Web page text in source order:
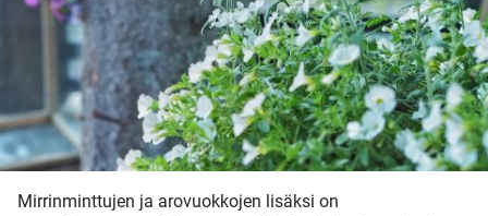
Mirrinminttujen ja arovuokkojen lisäksi on